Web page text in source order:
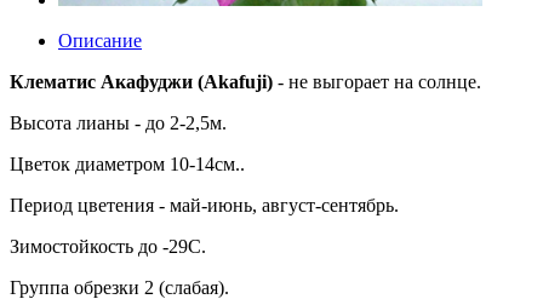
Описание
Клематис Акафуджи (Akafuji) - не выгорает на солнце.
Высота лианы - до 2-2,5м.
Цветок диаметром 10-14см..
Период цветения - май-июнь, август-сентябрь.
Зимостойкость до -29С.
Группа обрезки 2 (слабая).